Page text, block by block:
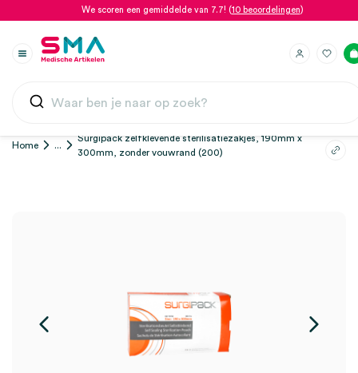
We scoren een gemiddelde van 7.7! (10 beoordelingen)
Home ...
Surgipack zelfklevende sterilisatiezakjes, 190mm x
300mm, zonder vouwrand (200)